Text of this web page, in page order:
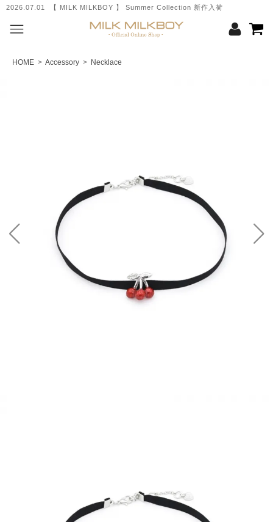
2026.07.01 【 MILK MILKBOY 】 Summer Collection 新作入荷
HOME > Accessory > Necklace